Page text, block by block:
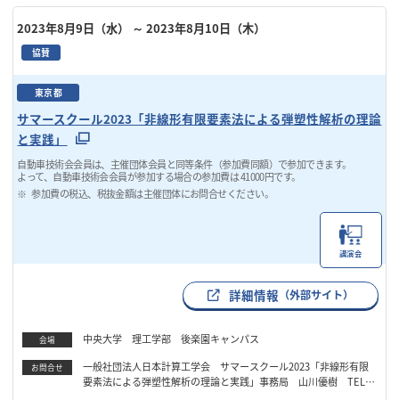
2023年8月9日（水） ～ 2023年8月10日（木）
協賛
東京都
サマースクール2023「非線形有限要素法による弾塑性解析の理論
と実践」
自動車技術会会員は、主催団体会員と同等条件（参加費同額）で参加できます。
よって、自動車技術会会員が参加する場合の参加費は 41000円です。
参加費の税込、税抜金額は主催団体にお問合せください。
講演会
詳細情報 （外部サイト）
会場 中央大学 理工学部 後楽園キャンパス
お問合せ
一般社団法人日本計算工学会 サマースクール2023「非線形有限
要素法による弾塑性解析の理論と実践」事務局 山川優樹 TEL：